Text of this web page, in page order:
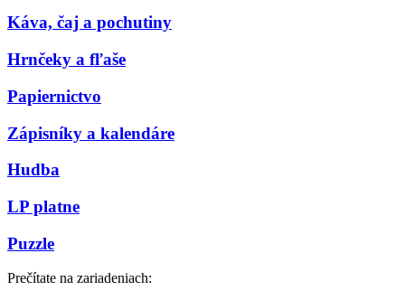
Káva, čaj a pochutiny
Hrnčeky a fľaše
Papiernictvo
Zápisníky a kalendáre
Hudba
LP platne
Puzzle
Prečítate na zariadeniach: